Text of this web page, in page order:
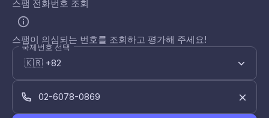
스팸 전화번호 조회
스팸이 의심되는 번호를 조회하고 평가해 주세요!
국제번호 선택